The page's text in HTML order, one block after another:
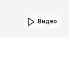
Видео